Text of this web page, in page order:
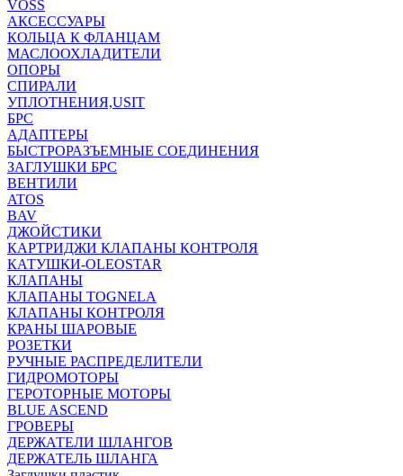
VOSS
АКСЕССУАРЫ
КОЛЬЦА К ФЛАНЦАМ
МАСЛООХЛАДИТЕЛИ
ОПОРЫ
СПИРАЛИ
УПЛОТНЕНИЯ,USIT
БРС
АДАПТЕРЫ
БЫСТРОРАЗЪЕМНЫЕ СОЕДИНЕНИЯ
ЗАГЛУШКИ БРС
ВЕНТИЛИ
ATOS
BAV
ДЖОЙСТИКИ
КАРТРИДЖИ КЛАПАНЫ КОНТРОЛЯ
КАТУШКИ-OLEOSTAR
КЛАПАНЫ
КЛАПАНЫ TOGNELA
КЛАПАНЫ КОНТРОЛЯ
КРАНЫ ШАРОВЫЕ
РОЗЕТКИ
РУЧНЫЕ РАСПРЕДЕЛИТЕЛИ
ГИДРОМОТОРЫ
ГЕРОТОРНЫЕ МОТОРЫ
BLUE ASCEND
ГРОВЕРЫ
ДЕРЖАТЕЛИ ШЛАНГОВ
ДЕРЖАТЕЛЬ ШЛАНГА